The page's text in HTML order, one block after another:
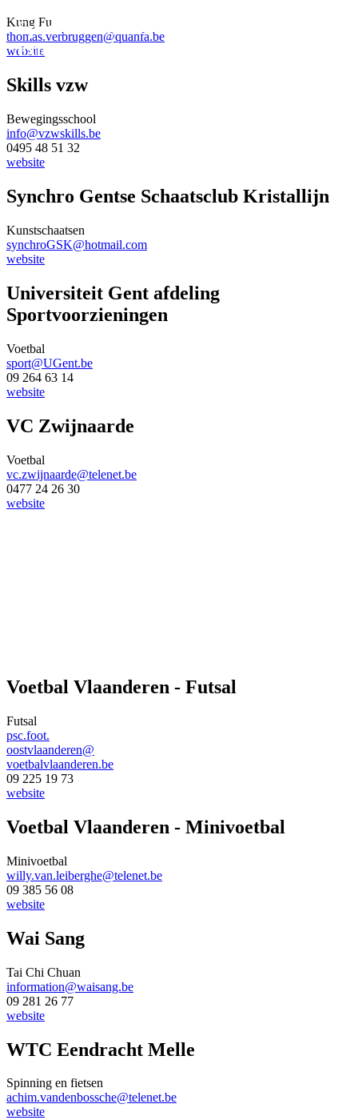
Sporten aan HOGENT voor
externen.
Kung Fu
thomas.verbruggen@quanfa.be
website
Skills vzw
Bewegingsschool
info@vzwskills.be
0495 48 51 32
website
Synchro Gentse Schaatsclub Kristallijn
Kunstschaatsen
synchroGSK@hotmail.com
website
Universiteit Gent afdeling
Sportvoorzieningen
Voetbal
sport@UGent.be
09 264 63 14
website
VC Zwijnaarde
Voetbal
vc.zwijnaarde@telenet.be
0477 24 26 30
website
Voetbal Vlaanderen - Futsal
Futsal
psc.foot.
oostvlaanderen@
voetbalvlaanderen.be
09 225 19 73
website
Voetbal Vlaanderen - Minivoetbal
Minivoetbal
willy.van.leiberghe@telenet.be
09 385 56 08
website
Wai Sang
Tai Chi Chuan
information@waisang.be
09 281 26 77
website
WTC Eendracht Melle
Spinning en fietsen
achim.vandenbossche@telenet.be
website